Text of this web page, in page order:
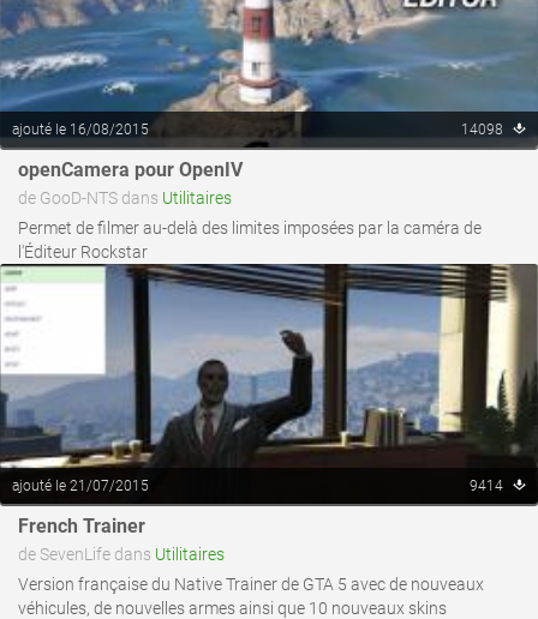
ajouté le 16/08/2015 14098
openCamera pour OpenIV
de GooD-NTS dans Utilitaires
Permet de filmer au-delà des limites imposées par la caméra de
l'Éditeur Rockstar
ajouté le 21/07/2015 9414
French Trainer
de SevenLife dans Utilitaires
Version française du Native Trainer de GTA 5 avec de nouveaux
véhicules, de nouvelles armes ainsi que 10 nouveaux skins